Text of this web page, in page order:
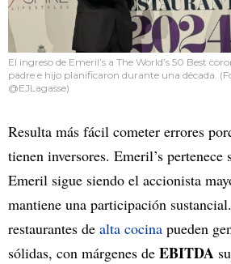
El ingreso de Emeril’s a The World’s 50 Best
padre e hijo planificaron durante una década.
@EJLagasse)
Resulta más fácil cometer errores
tienen inversores. Emeril’s
Emeril sigue siendo el accionista
mantiene una participación
restaurantes de alta cocina pueden
sólidas, con márgenes de EBITDA